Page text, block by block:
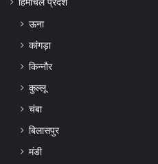
ऊना
कांगड़ा
किन्नौर
कुल्लू
चंबा
बिलासपुर
मंडी